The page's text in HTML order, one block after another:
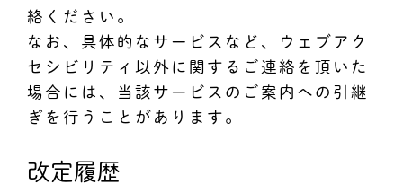
絡ください。
なお、具体的なサービスなど、ウェブアク
セシビリティ以外に関するご連絡を頂いた
場合には、当該サービスのご案内への引継
ぎを行うことがあります。
改定履歴